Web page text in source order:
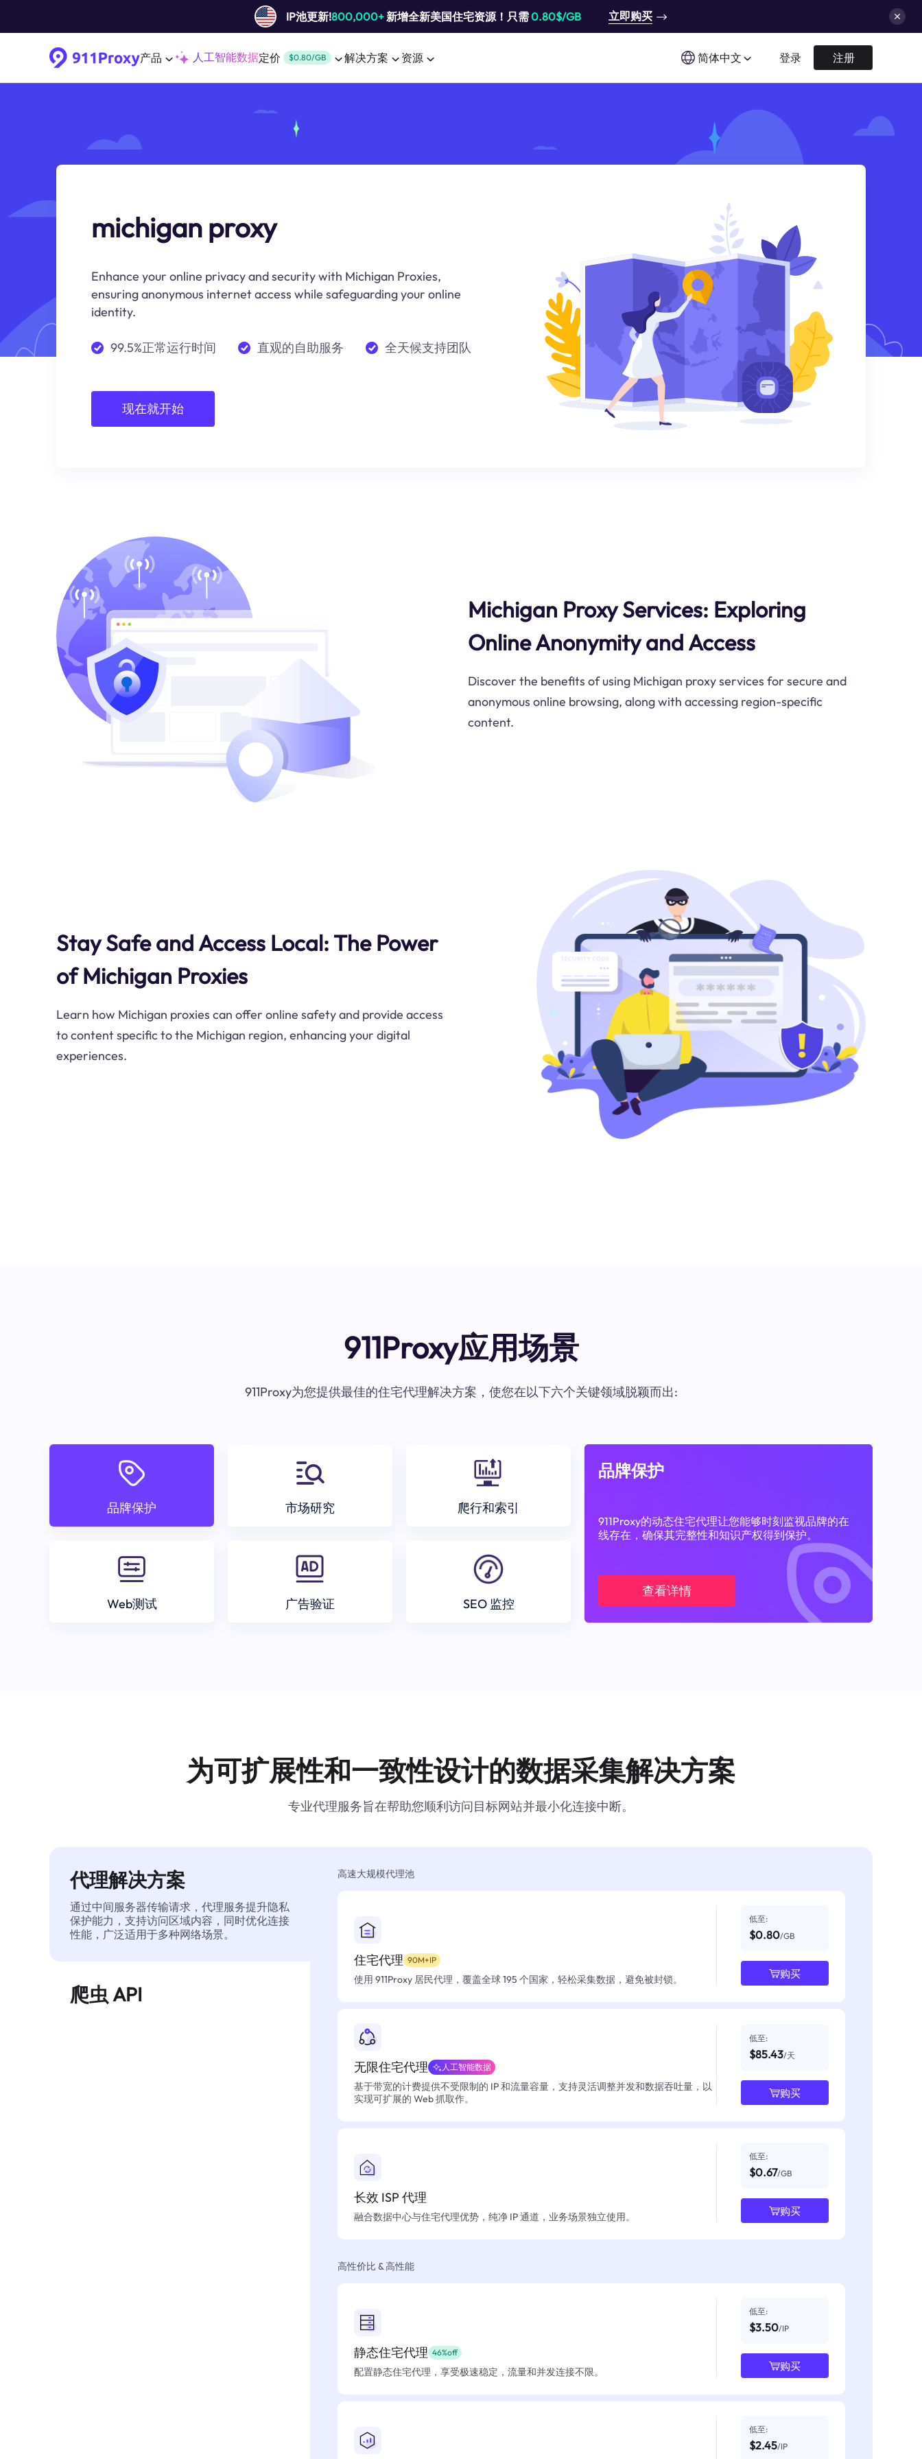
IP池更新!800,000+新增全新美国住宅资源！只需0.80$/GB 立即购买
产品 人工智能数据定价 $0.80/GB 解决方案 资源 简体中文 登录 注册
michigan proxy
Enhance your online privacy and security with Michigan Proxies,
ensuring anonymous internet access while safeguarding your online
identity.
99.5%正常运行时间 直观的自助服务 全天候支持团队
现在就开始
Michigan Proxy Services: Exploring
Online Anonymity and Access
Discover the benefits of using Michigan proxy services for secure and
anonymous online browsing, along with accessing region-specific
content.
Stay Safe and Access Local: The Power
of Michigan Proxies
Learn how Michigan proxies can offer online safety and provide access
to content specific to the Michigan region, enhancing your digital
experiences.
911Proxy应用场景
911Proxy为您提供最佳的住宅代理解决方案，使您在以下六个关键领域脱颖而出:
品牌保护 市场研究 爬行和索引
Web测试 广告验证 SEO 监控
品牌保护
911Proxy的动态住宅代理让您能够时刻监视品牌的在
线存在，确保其完整性和知识产权得到保护。
查看详情
为可扩展性和一致性设计的数据采集解决方案
专业代理服务旨在帮助您顺利访问目标网站并最小化连接中断。
代理解决方案
通过中间服务器传输请求，代理服务提升隐私
保护能力，支持访问区域内容，同时优化连接
性能，广泛适用于多种网络场景。
爬虫 API
高速大规模代理池
住宅代理 90M+IP
使用 911Proxy 居民代理，覆盖全球 195 个国家，轻松采集数据，避免被封锁。
低至:
$0.80/GB
购买
无限住宅代理 人工智能数据
基于带宽的计费提供不受限制的 IP 和流量容量，支持灵活调整并发和数据吞吐量，以
实现可扩展的 Web 抓取作。
低至:
$85.43/天
购买
长效 ISP 代理
融合数据中心与住宅代理优势，纯净 IP 通道，业务场景独立使用。
低至:
$0.67/GB
购买
高性价比 & 高性能
静态住宅代理 46%off
配置静态住宅代理，享受极速稳定，流量和并发连接不限。
低至:
$3.50/IP
购买
低至:
$2.45/IP